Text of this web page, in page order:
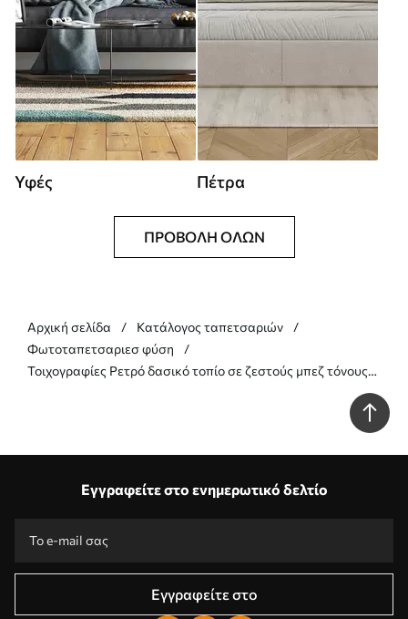
Υφές Πέτρα
ΠΡΟΒΟΛΉ ΌΛΩΝ
Αρχική σελίδα
Κατάλογος ταπετσαριών
Φωτοταπετσαριεσ φύση
Τοιχογραφίες Ρετρό δασικό τοπίο σε ζεστούς μπεζ τόνους
Εγγραφείτε στο ενημερωτικό δελτίο
Εγγραφείτε στο